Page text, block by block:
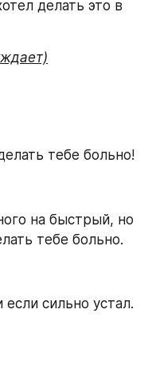
делать это в
тебе больно!
на быстрый, но
тебе больно.
сильно устал.